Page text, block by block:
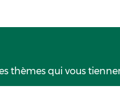
thèmes qui vous